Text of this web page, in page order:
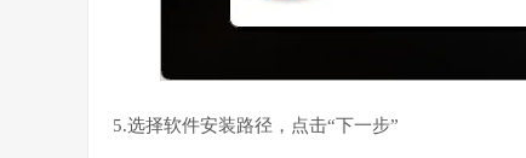
5.选择软件安装路径，点击“下一步”